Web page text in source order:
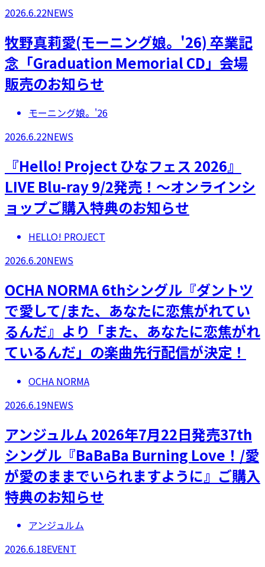
2026.6.22NEWS
牧野真莉愛(モーニング娘。'26) 卒業記
念「Graduation Memorial CD」会場
販売のお知らせ
モーニング娘。'26
2026.6.22NEWS
『Hello! Project ひなフェス 2026』
LIVE Blu-ray 9/2発売！～オンラインシ
ョップご購入特典のお知らせ
HELLO! PROJECT
2026.6.20NEWS
OCHA NORMA 6thシングル『ダントツ
で愛して/また、あなたに恋焦がれてい
るんだ』より「また、あなたに恋焦がれ
ているんだ」の楽曲先行配信が決定！
OCHA NORMA
2026.6.19NEWS
アンジュルム 2026年7月22日発売37th
シングル『BaBaBa Burning Love！/愛
が愛のままでいられますように』ご購入
特典のお知らせ
アンジュルム
2026.6.18EVENT